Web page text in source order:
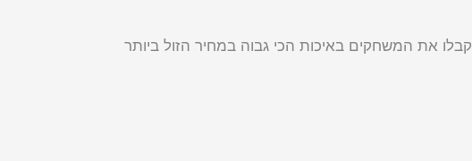
קבלו את המשחקים באיכות הכי גבוה במחיר הזול ביותר